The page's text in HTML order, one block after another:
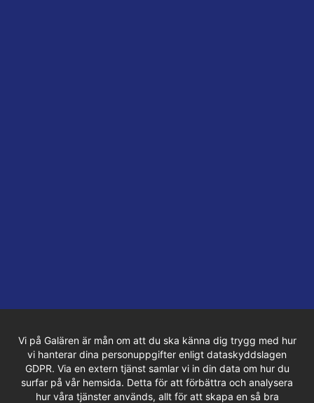
Vi på Galären är mån om att du ska känna dig trygg med hur
vi hanterar dina personuppgifter enligt dataskyddslagen
GDPR. Via en extern tjänst samlar vi in din data om hur du
surfar på vår hemsida. Detta för att förbättra och analysera
hur våra tjänster används, allt för att skapa en så bra